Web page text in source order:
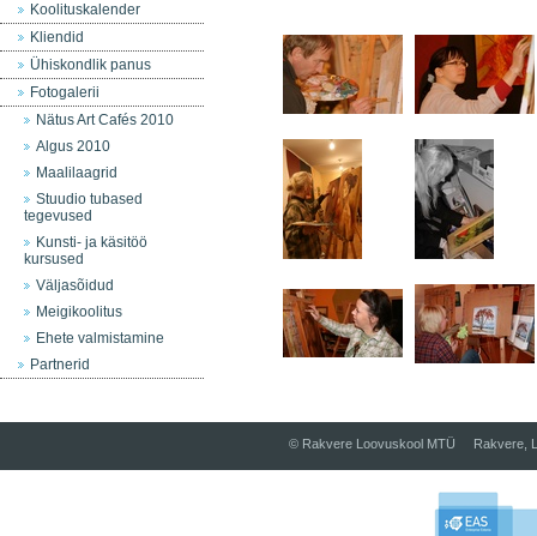
Koolituskalender
Kliendid
Ühiskondlik panus
Fotogalerii
Nätus Art Cafés 2010
Algus 2010
Maalilaagrid
Stuudio tubased
tegevused
Kunsti- ja käsitöö
kursused
Väljasõidud
Meigikoolitus
Ehete valmistamine
Partnerid
© Rakvere Loovuskool MTÜ Rakvere,